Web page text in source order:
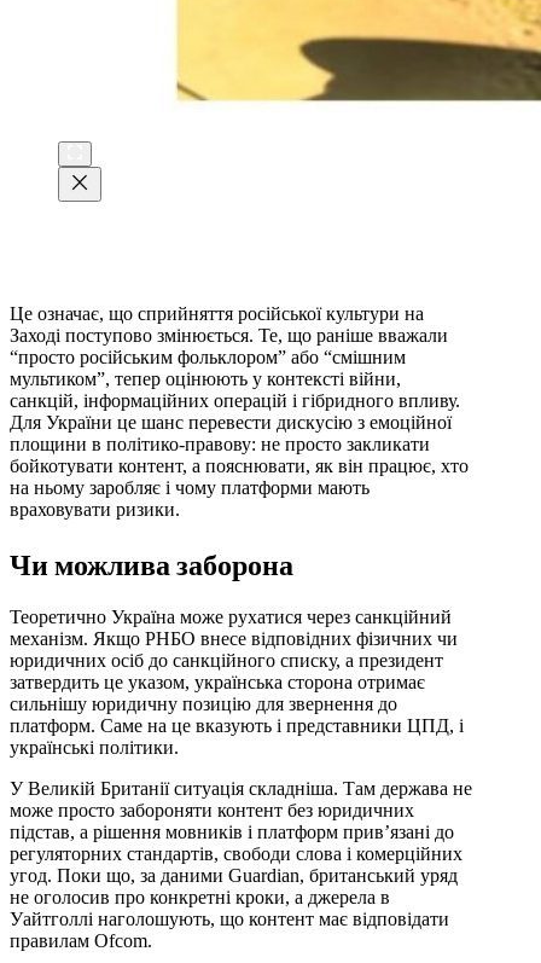
Це означає, що сприйняття російської культури на
Заході поступово змінюється. Те, що раніше вважали
“просто російським фольклором” або “смішним
мультиком”, тепер оцінюють у контексті війни,
санкцій, інформаційних операцій і гібридного впливу.
Для України це шанс перевести дискусію з емоційної
площини в політико-правову: не просто закликати
бойкотувати контент, а пояснювати, як він працює, хто
на ньому заробляє і чому платформи мають
враховувати ризики.
Чи можлива заборона
Теоретично Україна може рухатися через санкційний
механізм. Якщо РНБО внесе відповідних фізичних чи
юридичних осіб до санкційного списку, а президент
затвердить це указом, українська сторона отримає
сильнішу юридичну позицію для звернення до
платформ. Саме на це вказують і представники ЦПД, і
українські політики.
У Великій Британії ситуація складніша. Там держава не
може просто забороняти контент без юридичних
підстав, а рішення мовників і платформ прив’язані до
регуляторних стандартів, свободи слова і комерційних
угод. Поки що, за даними Guardian, британський уряд
не оголосив про конкретні кроки, а джерела в
Уайтголлі наголошують, що контент має відповідати
правилам Ofcom.